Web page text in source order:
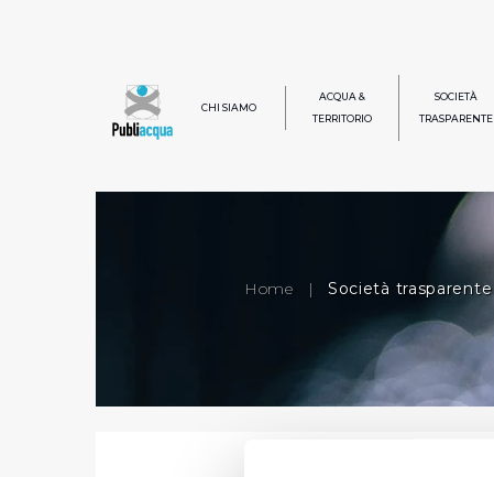
CHI SIAMO
ACQUA &
TERRITORIO
SOCIETÀ
TRASPARENTE
Home | Società trasparente